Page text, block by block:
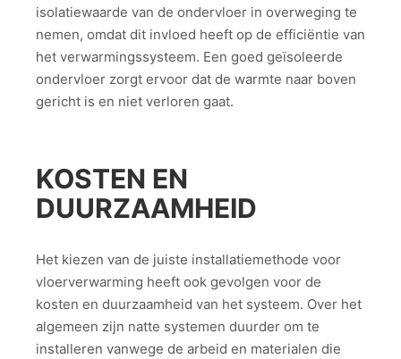
isolatiewaarde van de ondervloer in overweging te
nemen, omdat dit invloed heeft op de efficiëntie van
het verwarmingssysteem. Een goed geïsoleerde
ondervloer zorgt ervoor dat de warmte naar boven
gericht is en niet verloren gaat.
KOSTEN EN
DUURZAAMHEID
Het kiezen van de juiste installatiemethode voor
vloerverwarming heeft ook gevolgen voor de
kosten en duurzaamheid van het systeem. Over het
algemeen zijn natte systemen duurder om te
installeren vanwege de arbeid en materialen die